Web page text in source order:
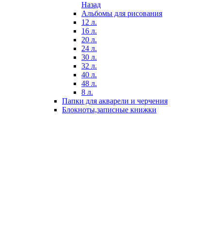
Назад
Альбомы для рисования
12 л.
16 л.
20 л.
24 л.
30 л.
32 л.
40 л.
48 л.
8 л.
Папки для акварели и черчения
Блокноты,записные книжки